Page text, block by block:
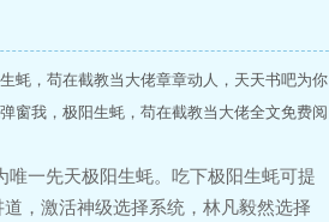
蚝，苟在截教当大佬章章动人，天天书吧为你
窗我，极阳生蚝，苟在截教当大佬全文免费阅
一先天极阳生蚝。吃下极阳生蚝可提
，激活神级选择系统，林凡毅然选择